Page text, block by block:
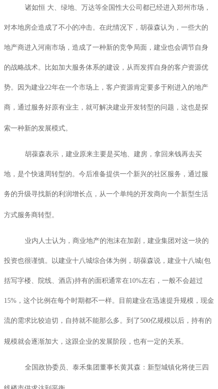
诸如恒 大、绿地、万达等全国性大公司都已经进入郑州市场，
对本地房企造成了不小的冲击。在此情况下，胡葆森认为，一些大的
地产商进入河南市场，造成了一种新的竞争局面，建业也会调节自身
的战略战术。比如加大服务体系的建设，从而发挥自身的客户资源优
势。因为建业22年在一个市场上，客户资源肯定要多于刚进入的地产
商，通过服务好原有业主，就可解决建业开发转型的问题，这也是探
索一种新的发展模式。
胡葆森表示，建业原来主要是买地、建房，拿回来钱再去买
地，是个快速周转型的。今后准备提供一个新兴的社区服务，通过服
务的升级寻找新的利润增长点，从一个单纯的开发商向一个新型生活
方式服务商转型。
业内人士认为，商业地产的泡沫在加剧，建业集团对这一块的
投资也很谨慎。以建业十八城综合体为例，胡葆森说，建业十八城(包
括写字楼、院线、酒店)持有的面积通常在10%左右，一般不会超过
15% ，这个比例在每个时期都不一样。目前建业在迅速提升规模，现金
流的需求比较迫切，自持就不能那么多。到了500亿规模以后，持有的
规模就会逐渐加大，这跟企业的发展阶段，也有一定的关系。
全国政协委员、泰禾集团董事长黄其森：新型城镇化将使三四